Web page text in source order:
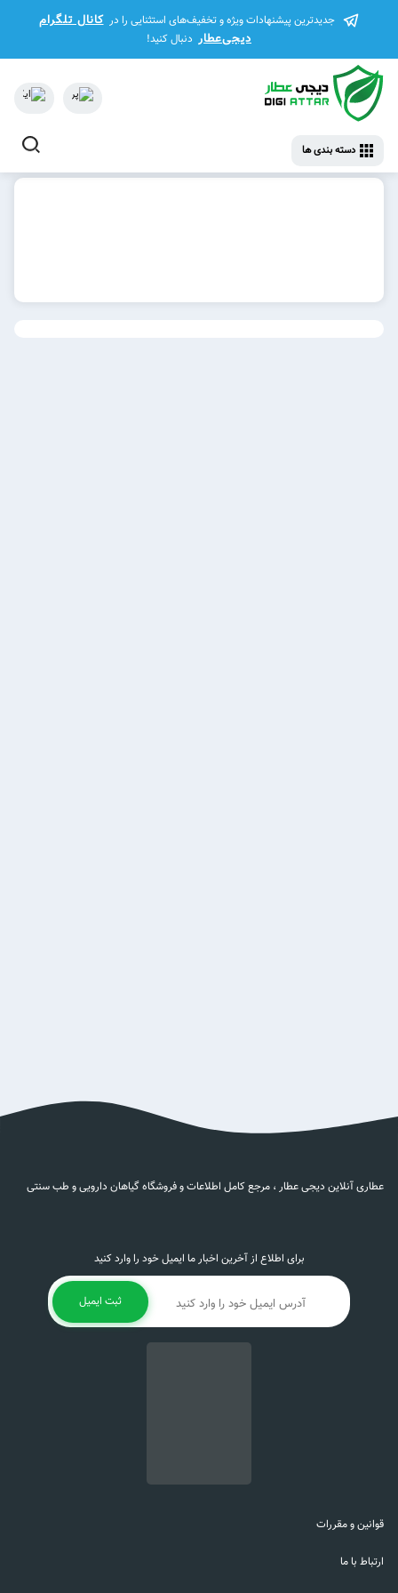
جدیدترین پیشنهادات ویژه و تخفیف‌های استثنایی را در کانال تلگرام
دیجی‌عطار دنبال کنید!
دسته بندی ها
قوانین و مقررات
ارتباط با ما
برای اطلاع از آخرین اخبار ما ایمیل خود را وارد کنید
ثبت ایمیل
عطاری آنلاین دیجی عطار ، مرجع کامل اطلاعات و فروشگاه گیاهان دارویی و طب سنتی